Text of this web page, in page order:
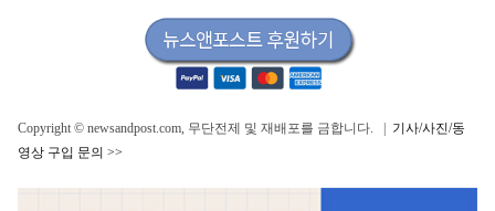
Copyright © newsandpost.com, 무단전제 및 재배포를 금합니다. | 기사/사진/동
영상 구입 문의 >>